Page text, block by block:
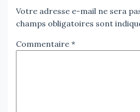
Votre adresse e-mail ne sera
champs obligatoires sont
Commentaire *